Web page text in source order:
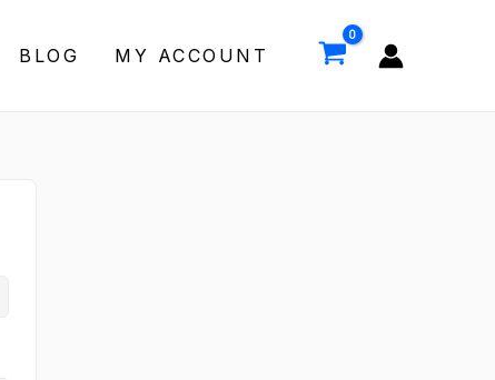
BLOG MY ACCOUNT